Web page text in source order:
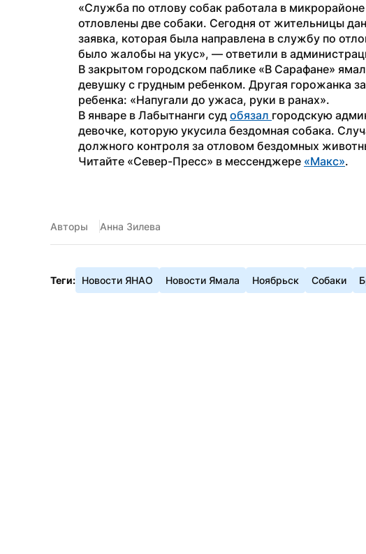
«Служба по отлову собак работала в
отловлены две собаки. Сегодня от жительницы
заявка, которая была направлена в службу по
было жалобы на укус», — ответили в
В закрытом городском паблике «В Сарафане»
девушку с грудным ребенком. Другая горожанка
ребенка: «Напугали до ужаса, руки в ранах».
В январе в Лабытнанги суд обязал городскую
девочке, которую укусила бездомная собака.
должного контроля за отловом бездомных
Читайте «Север-Пресс» в мессенджере «Макс».
Авторы Анна Зилева
Теги: Новости ЯНАО Новости Ямала Ноябрьск Собаки